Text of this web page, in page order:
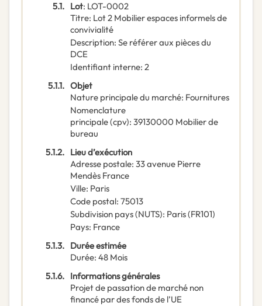
5.1. Lot: LOT-0002
Titre: Lot 2 Mobilier espaces informels de
convivialité
Description: Se référer aux pièces du
DCE
Identifiant interne: 2
5.1.1. Objet
Nature principale du marché: Fournitures
Nomenclature
principale(cpv): 39130000 Mobilier de
bureau
5.1.2. Lieu d’exécution
Adresse postale: 33 avenue Pierre
Mendès France
Ville: Paris
Code postal: 75013
Subdivision pays (NUTS): Paris(FR101)
Pays: France
5.1.3. Durée estimée
Durée: 48 Mois
5.1.6. Informations générales
Projet de passation de marché non
financé par des fonds de l’UE